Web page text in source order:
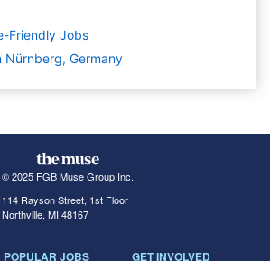
Friendly Jobs
Nürnberg, Germany
© 2025 FGB Muse Group Inc.
114 Rayson Street, 1st Floor
Northville, MI 48167
POPULAR JOBS GET INVOLVED